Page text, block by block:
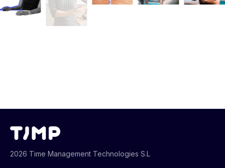
2026 Time Management Technologies S.L